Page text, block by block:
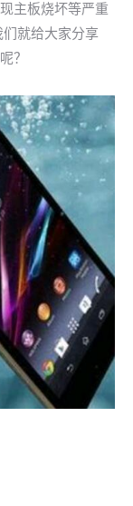
主板烧坏等严重
就给大家分享
？